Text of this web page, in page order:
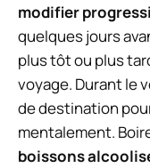
modifier
quelques jours
plus tôt ou plus
voyage. Durant le
de destination
mentalement.
boissons